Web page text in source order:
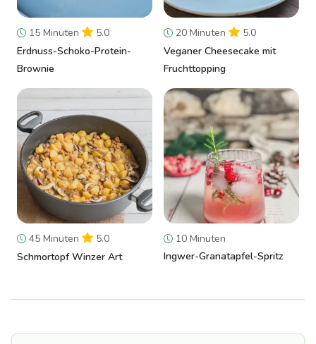
15 Minuten
5.0
Erdnuss-Schoko-Protein-
Brownie
20 Minuten
5.0
Veganer Cheesecake mit
Fruchttopping
45 Minuten
5.0
Schmortopf Winzer Art
10 Minuten
Ingwer-Granatapfel-Spritz